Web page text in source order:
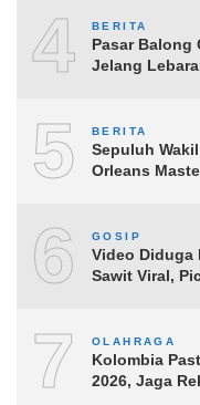
4 BERITA
Pasar Balong
Jelang
5 BERITA
Sepuluh
Orleans
6 GOSIP
Video Diduga
Sawit Viral,
7 OLAHRAGA
Kolombia
2026, Jaga